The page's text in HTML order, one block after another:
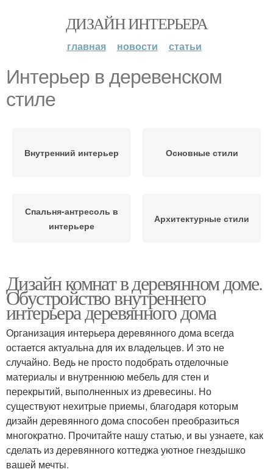
ДИЗАЙН ИНТЕРЬЕРА
главная новости статьи
Интерьер в деревенском
стиле
Внутренний интерьер Основные стили
Спальня-антресоль в
интерьере
Архитектурные стили
Дизайн комнат в деревянном доме.
Обустройство внутреннего
интерьера деревянного дома
Организация интерьера деревянного дома всегда
остается актуальна для их владельцев. И это не
случайно. Ведь не просто подобрать отделочные
материалы и внутреннюю мебель для стен и
перекрытий, выполненных из древесины. Но
существуют нехитрые приемы, благодаря которым
дизайн деревянного дома способен преобразиться
многократно. Прочитайте нашу статью, и вы узнаете, как
сделать из деревянного коттеджа уютное гнездышко
вашей мечты.